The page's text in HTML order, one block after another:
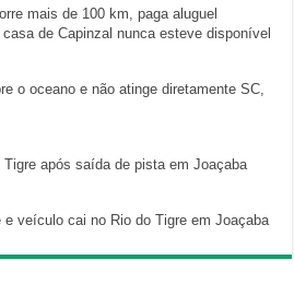
mais de 100 km, paga aluguel
de Capinzal nunca esteve disponível
o oceano e não atinge diretamente SC,
Tigre após saída de pista em Joaçaba
e veículo cai no Rio do Tigre em Joaçaba